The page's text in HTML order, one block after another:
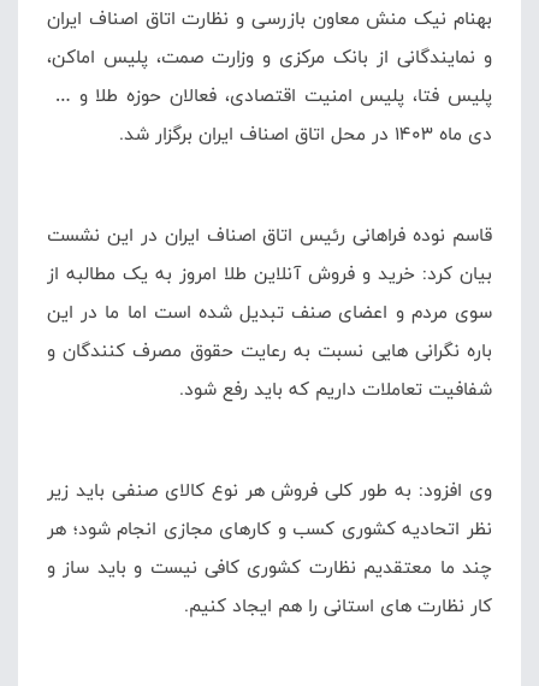
بهنام نیک منش معاون بازرسی و نظارت اتاق اصناف ایران
و نمایندگانی از بانک مرکزی و وزارت صمت، پلیس اماکن،
پلیس فتا، پلیس امنیت اقتصادی، فعالان حوزه طلا و …
دی ماه ۱۴۰۳ در محل اتاق اصناف ایران برگزار شد.
قاسم نوده فراهانی رئیس اتاق اصناف ایران در این نشست
بیان کرد: خرید و فروش آنلاین طلا امروز به یک مطالبه از
سوی مردم و اعضای صنف تبدیل شده است اما ما در این
باره نگرانی هایی نسبت به رعایت حقوق مصرف کنندگان و
شفافیت تعاملات داریم که باید رفع شود.
وی افزود: به طور کلی فروش هر نوع کالای صنفی باید زیر
نظر اتحادیه کشوری کسب و کارهای مجازی انجام شود؛ هر
چند ما معتقدیم نظارت کشوری کافی نیست و باید ساز و
کار نظارت های استانی را هم ایجاد کنیم.